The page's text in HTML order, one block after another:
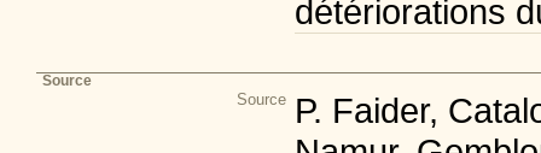
détériorations
Source
Source P. Faider,